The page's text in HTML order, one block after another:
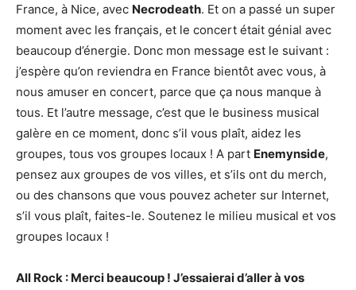
France, à Nice, avec Necrodeath. Et on a passé un super
moment avec les français, et le concert était génial avec
beaucoup d’énergie. Donc mon message est le suivant :
j’espère qu’on reviendra en France bientôt avec vous, à
nous amuser en concert, parce que ça nous manque à
tous. Et l’autre message, c’est que le business musical
galère en ce moment, donc s’il vous plaît, aidez les
groupes, tous vos groupes locaux ! A part Enemynside,
pensez aux groupes de vos villes, et s’ils ont du merch,
ou des chansons que vous pouvez acheter sur Internet,
s’il vous plaît, faites-le. Soutenez le milieu musical et vos
groupes locaux !
All Rock : Merci beaucoup ! J’essaierai d’aller à vos